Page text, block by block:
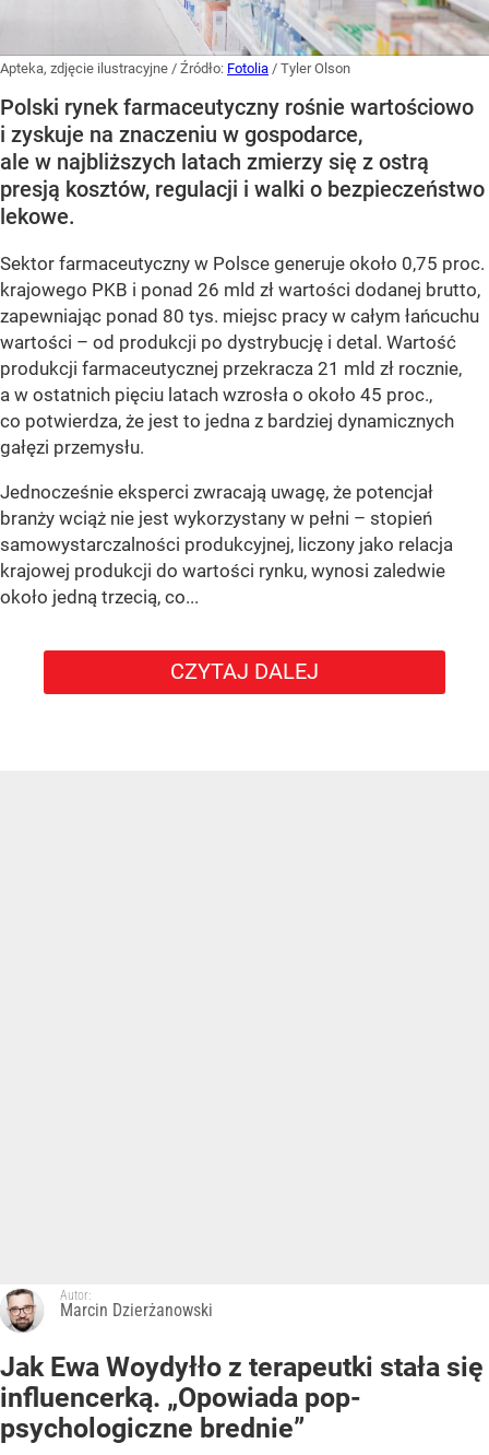
Apteka, zdjęcie ilustracyjne / Źródło: Fotolia / Tyler Olson
Polski rynek farmaceutyczny rośnie wartościowo
i zyskuje na znaczeniu w gospodarce,
ale w najbliższych latach zmierzy się z ostrą
presją kosztów, regulacji i walki o bezpieczeństwo
lekowe.
Sektor farmaceutyczny w Polsce generuje około 0,75 proc.
krajowego PKB i ponad 26 mld zł wartości dodanej brutto,
zapewniając ponad 80 tys. miejsc pracy w całym łańcuchu
wartości – od produkcji po dystrybucję i detal. Wartość
produkcji farmaceutycznej przekracza 21 mld zł rocznie,
a w ostatnich pięciu latach wzrosła o około 45 proc.,
co potwierdza, że jest to jedna z bardziej dynamicznych
gałęzi przemysłu.
Jednocześnie eksperci zwracają uwagę, że potencjał
branży wciąż nie jest wykorzystany w pełni – stopień
samowystarczalności produkcyjnej, liczony jako relacja
krajowej produkcji do wartości rynku, wynosi zaledwie
około jedną trzecią, co...
CZYTAJ DALEJ
Autor:
Marcin Dzierżanowski
Jak Ewa Woydyłło z terapeutki stała się
influencerką. „Opowiada pop-
psychologiczne brednie”